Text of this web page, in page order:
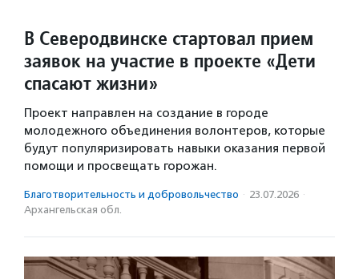
В Северодвинске стартовал прием
заявок на участие в проекте «Дети
спасают жизни»
Проект направлен на создание в городе
молодежного объединения волонтеров, которые
будут популяризировать навыки оказания первой
помощи и просвещать горожан.
Благотвори­тель­ность и доброволь­чест­во · 23.07.2026 ·
Архангельская обл.